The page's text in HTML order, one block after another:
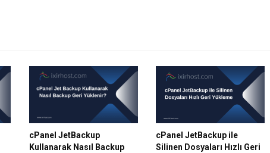
cPanel JetBackup
Kullanarak Nasıl Backup
cPanel JetBackup ile
Silinen Dosyaları Hızlı Geri